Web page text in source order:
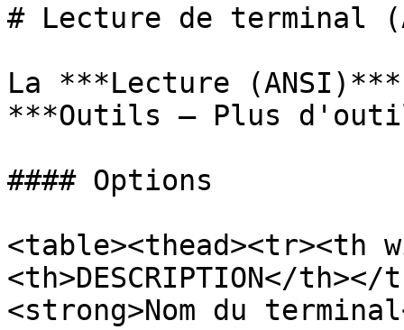
# Lecture de terminal
La ***Lecture
***Outils – Plus
#### Options
<table><thead><tr><th
<th>DESCRIPTION</
<strong>Nom du